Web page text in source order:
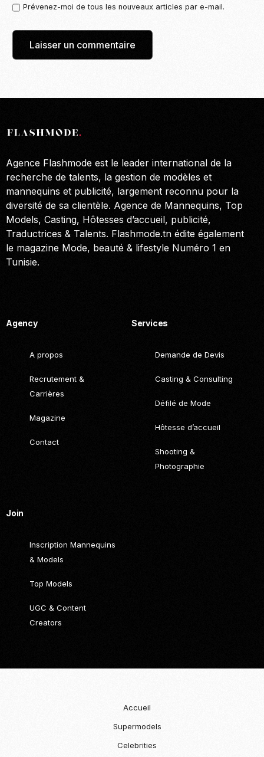
Prévenez-moi de tous les nouveaux articles par e-mail.
Agence Flashmode est le leader international de la
recherche de talents, la gestion de modèles et
mannequins et publicité, largement reconnu pour la
diversité de sa clientèle. Agence de Mannequins, Top
Models, Casting, Hôtesses d’accueil, publicité,
Traductrices & Talents. Flashmode.tn édite également
le magazine Mode, beauté & lifestyle Numéro 1 en
Tunisie.
Agency
A propos
Recrutement &
Carrières
Magazine
Contact
Services
Demande de Devis
Casting & Consulting
Défilé de Mode
Hôtesse d’accueil
Shooting &
Photographie
Join
Inscription Mannequins
& Models
Top Models
UGC & Content
Creators
Accueil
Supermodels
Celebrities